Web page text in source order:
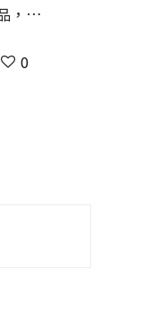
，…
0